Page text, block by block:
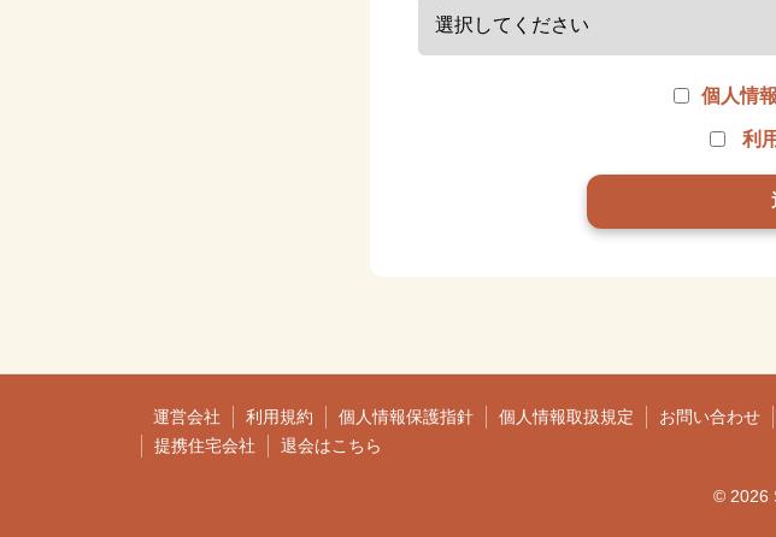
個人情
利
運営会社 利用規約 個人情報保護指針 個人情報取扱規定 お問い合わせ
提携住宅会社
退会はこちら
© 2026